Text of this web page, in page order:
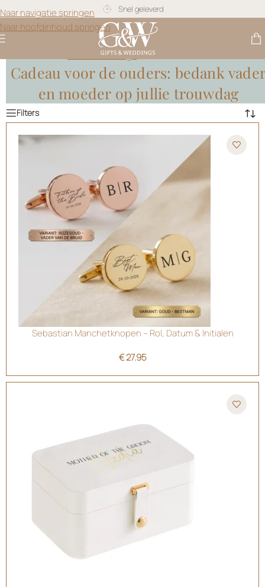
Naar navigatie springen
Naar hoofdinhoud springen
Gratis personalisatie
Gifts & Weddings>Cadeau Ouders
Cadeau voor de ouders: bedank
en moeder op jullie trouwdag
Sebastian Manchetknopen – Rol, Datum & Initialen
€27.95